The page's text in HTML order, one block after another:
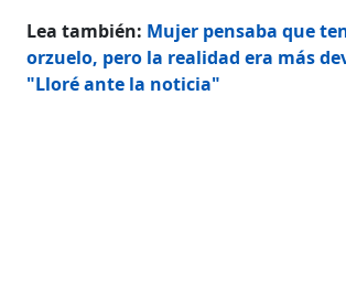
Lea también: Mujer pensaba que
orzuelo, pero la realidad era más
"Lloré ante la noticia"